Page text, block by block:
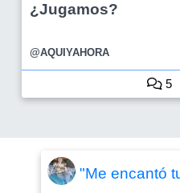
¿Jugamos?
@AQUIYAHORA
5
"Me encantó